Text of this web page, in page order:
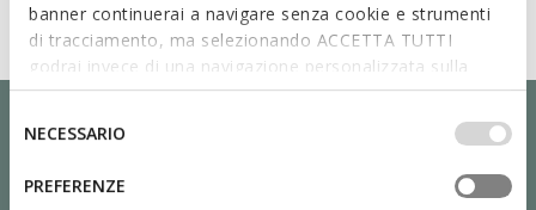
banner continuerai a navigare senza cookie e strumenti
di tracciamento, ma selezionando ACCETTA TUTTI
godrai invece di una navigazione personalizzata sulla
base dei tuoi gusti ed interessi. Selezionando
IMPOSTAZIONI potrai anche scegliere quali cookies ed
altri strumenti di tracciamento autorizzare. Per maggiori
informazioni o per modificare in qualsiasi momento le
tue impostazioni, visita la nostra
del
consenso
NECESSARIO
PREFERENZE